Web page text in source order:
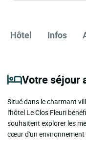
Hôtel Infos
Votre séjour
Situé dans le charmant
l'hôtel Le Clos Fleuri
souhaitent explorer les
cœur d'un